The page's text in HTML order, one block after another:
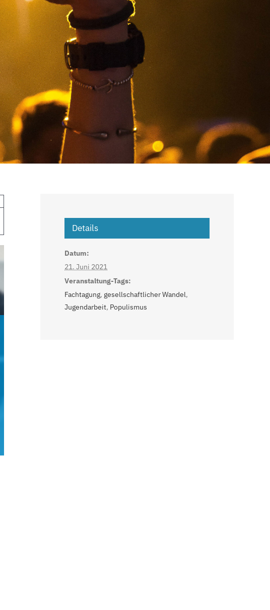
Details
Datum:
21. Juni 2021
Veranstaltung-Tags:
Fachtagung, gesellschaftlicher Wandel,
Jugendarbeit, Populismus